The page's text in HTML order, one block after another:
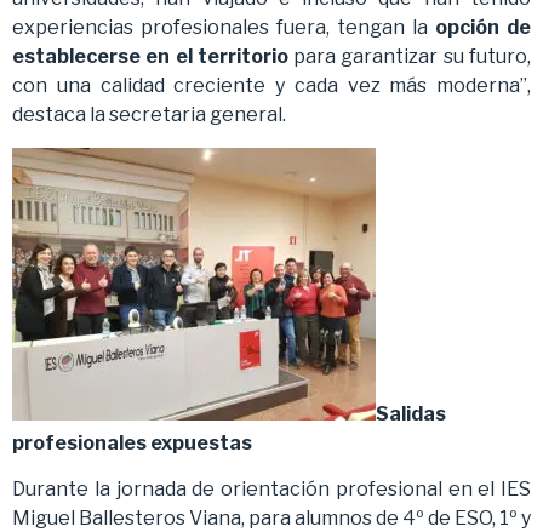
experiencias profesionales fuera, tengan la opción de
establecerse en el territoriopara garantizar su futuro,
con una calidad creciente y cada vez más moderna”,
destaca la secretaria general.
Salidas
profesionales expuestas
Durante la jornada de orientación profesional en el IES
Miguel Ballesteros Viana, para alumnos de 4º de ESO, 1º y